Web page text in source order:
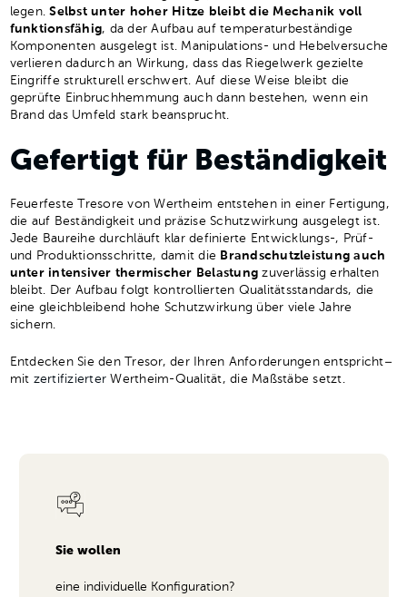
legen.Selbst unter hoher Hitze bleibt die Mechanik voll
funktionsfähig, da der Aufbau auf temperaturbeständige
Komponenten ausgelegt ist. Manipulations- und Hebelversuche
verlieren dadurch an Wirkung, dass das Riegelwerk gezielte
Eingriffe strukturell erschwert. Auf diese Weise bleibt die
geprüfte Einbruchhemmung auch dann bestehen, wenn ein
Brand das Umfeld stark beansprucht.
Gefertigt für Beständigkeit
Feuerfeste Tresore von Wertheim entstehen in einer Fertigung,
die auf Beständigkeit und präzise Schutzwirkung ausgelegt ist.
Jede Baureihe durchläuft klar definierte Entwicklungs-, Prüf-
und Produktionsschritte, damit die Brandschutzleistung auch
unter intensiver thermischer Belastung zuverlässig erhalten
bleibt. Der Aufbau folgt kontrollierten Qualitätsstandards, die
eine gleichbleibend hohe Schutzwirkung über viele Jahre
sichern.
Entdecken Sie den Tresor, der Ihren Anforderungen entspricht–
mit zertifizierterWertheim-Qualität, die Maßstäbe setzt.
Sie wollen
eine individuelle Konfiguration?